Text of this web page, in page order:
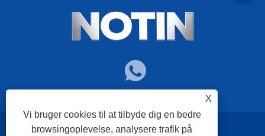
X
Vi bruger cookies til at tilbyde dig en bedre
browsingoplevelse, analysere trafik på